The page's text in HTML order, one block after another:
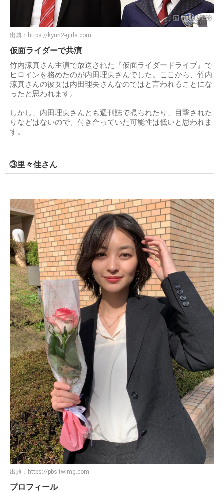
出典： https://kyun2-girls.com
仮面ライダーで共演
竹内涼真さん主演で放送された『仮面ライダードライブ』で
ヒロインを務めたのが内田理央さんでした。ここから、竹内
涼真さんの彼女は内田理央さんなのではと言われることにな
ったと思われます。
しかし、内田理央さんとも週刊誌で撮られたり、目撃された
りなどはないので、付き合っていた可能性は低いと思われま
す。
③里々佳さん
出典： https://pbs.twimg.com
プロフィール